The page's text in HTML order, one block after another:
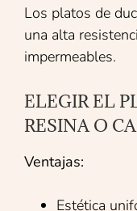
Los platos de
una alta
impermeables.
ELEGIR EL
RESINA O
Ventajas:
Estética